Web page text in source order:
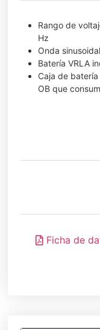
Rango de
Hz
Onda
Batería VRLA
Caja de
OB que
Ficha de